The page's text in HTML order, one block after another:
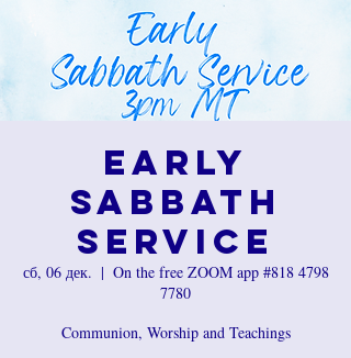
Early
Sabbath
Service
сб, 06 дек.
  |
On the free ZOOM app #818 4798
7780
Communion, Worship and Teachings